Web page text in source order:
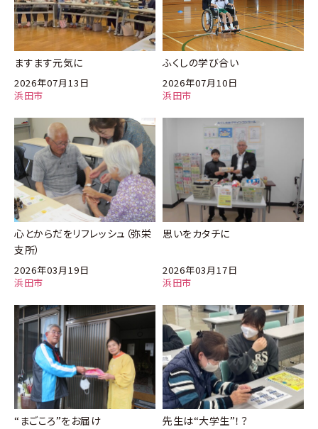
浜田市
2026年07月13日
ますます元気に
浜田市
2026年07月10日
ふくしの学び合い
浜田市
2026年03月19日
心とからだをリフレッシュ（弥栄
支所）
浜田市
2026年03月17日
思いをカタチに
“まごころ”をお届け 先生は“大学生”！？